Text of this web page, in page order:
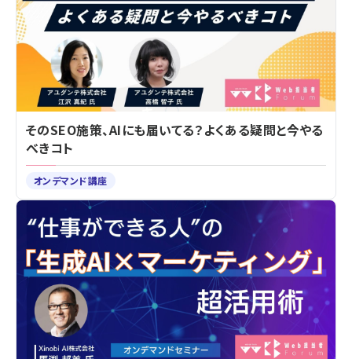
そのSEO施策、AIにも届いてる？よくある疑問と今やる
べきコト
オンデマンド講座